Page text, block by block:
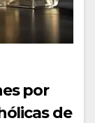
por
de